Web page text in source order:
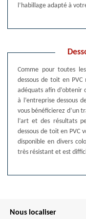
l’habillage adapté à
Comme pour toutes
dessous de toit en
adéquats afin d’obtenir
à l’entreprise dessous
vous bénéficierez d’un
l’art et des résultats
dessous de toit en PVC
disponible en divers
très résistant et est
Nous localiser